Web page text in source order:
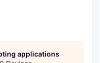
applications